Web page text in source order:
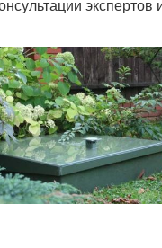
экспертов